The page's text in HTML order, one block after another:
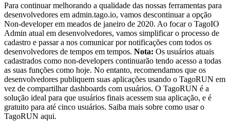
Para continuar melhorando a qualidade das nossas ferramentas para
desenvolvedores em admin.tago.io, vamos descontinuar a opção
Non-developer em meados de janeiro de 2020. Ao focar o TagoIO
Admin atual em desenvolvedores, vamos simplificar o processo de
cadastro e passar a nos comunicar por notificações com todos os
desenvolvedores de tempos em tempos. Nota: Os usuários atuais
cadastrados como non-developers continuarão tendo acesso a todas
as suas funções como hoje. No entanto, recomendamos que os
desenvolvedores publiquem suas aplicações usando o TagoRUN em
vez de compartilhar dashboards com usuários. O TagoRUN é a
solução ideal para que usuários finais acessem sua aplicação, e é
gratuito para até cinco usuários. Saiba mais sobre como usar o
TagoRUN aqui.